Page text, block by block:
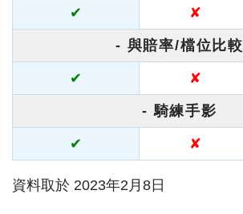
✔ ✘
- 與賠率/檔位比較
✔ ✘
- 騎練手影
✔ ✘
資料取於 2023年2月8日